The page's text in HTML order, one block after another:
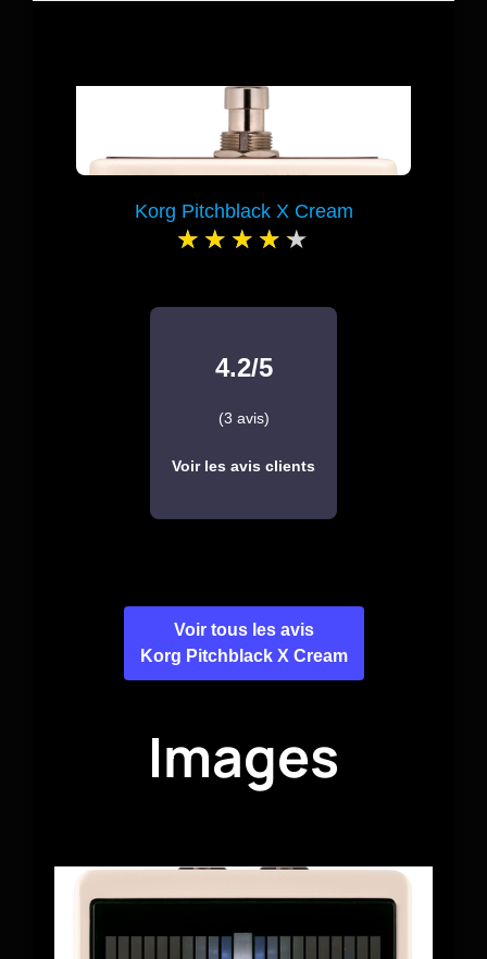
Korg Pitchblack X Cream
4.2/5
(3 avis)
Voir les avis clients
Voir tous les avis
Korg Pitchblack X Cream
Images